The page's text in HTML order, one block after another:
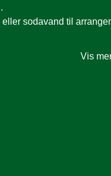
sodavand til
Vis